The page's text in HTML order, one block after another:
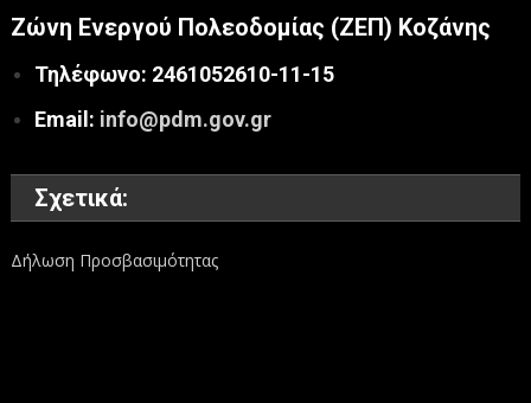
Ζώνη Ενεργού Πολεοδομίας (ΖΕΠ) Κοζάνης
Τηλέφωνο: 2461052610-11-15
Email: info@pdm.gov.gr
Σχετικά:
Δήλωση Προσβασιμότητας